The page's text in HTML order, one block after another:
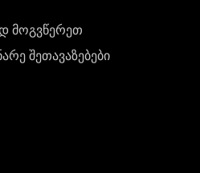
მოგვწერეთ
შეთავაზებები